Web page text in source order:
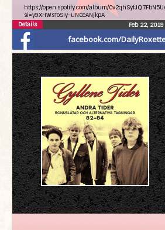
facebook.com/
https://open.spotify.com/album/
si=y9XHWsToSIy-uNCeANjkpA
Feb 22, 2019
Details